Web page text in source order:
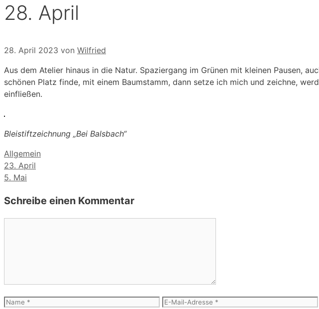
28. April
28. April 2023 von Wilfried
Aus dem Atelier hinaus in die Natur. Spaziergang im Grünen mit kleinen Pausen,
schönen Platz finde, mit einem Baumstamm, dann setze ich mich und zeichne,
einfließen.
Bleistiftzeichnung „Bei Balsbach“
Kategorien
Allgemein
23. April
5. Mai
Schreibe einen Kommentar
Name
E-